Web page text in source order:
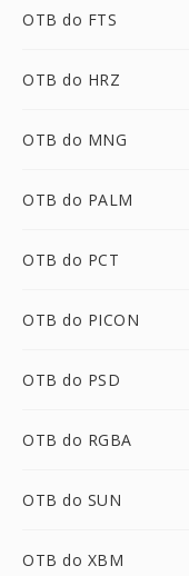
OTB do FTS
OTB do HRZ
OTB do MNG
OTB do PALM
OTB do PCT
OTB do PICON
OTB do PSD
OTB do RGBA
OTB do SUN
OTB do XBM